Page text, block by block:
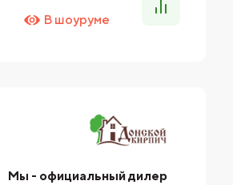
В шоуруме
Мы - официальный дилер